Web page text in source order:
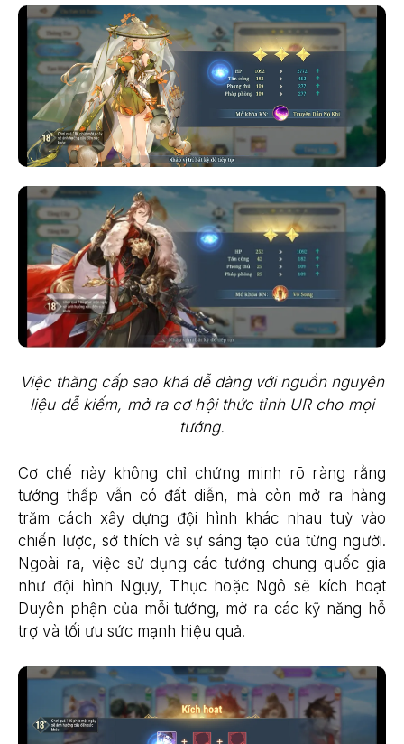
Việc thăng cấp sao khá dễ dàng với nguồn nguyên
liệu dễ kiếm, mở ra cơ hội thức tỉnh UR cho mọi
tướng.
Cơ chế này không chỉ chứng minh rõ ràng rằng
tướng thấp vẫn có đất diễn, mà còn mở ra hàng
trăm cách xây dựng đội hình khác nhau tuỳ vào
chiến lược, sở thích và sự sáng tạo của từng người.
Ngoài ra, việc sử dụng các tướng chung quốc gia
như đội hình Ngụy, Thục hoặc Ngô sẽ kích hoạt
Duyên phận của mỗi tướng, mở ra các kỹ năng hỗ
trợ và tối ưu sức mạnh hiệu quả.